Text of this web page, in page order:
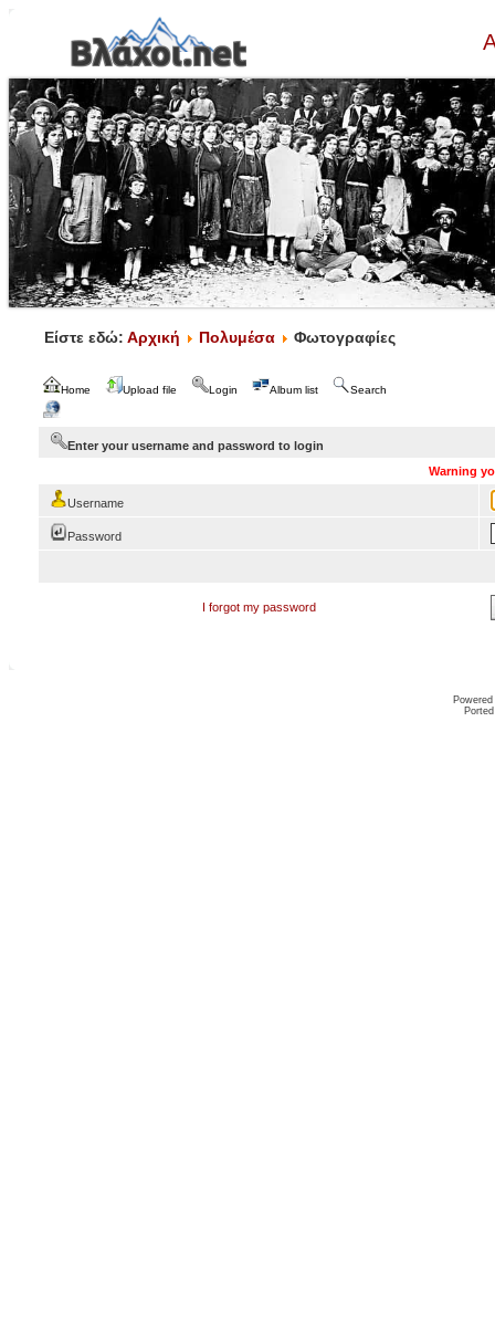
Είστε εδώ: Αρχική Πολυμέσα Φωτογραφίες
Home Upload file Login Album list Search
Enter your username and password to login
Warning
Username
Password
I forgot my password